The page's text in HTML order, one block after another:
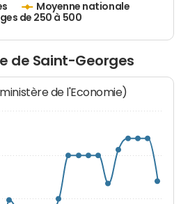
Moyenne nationale
de 250 à 500
de Saint-Georges
de l'Economie)